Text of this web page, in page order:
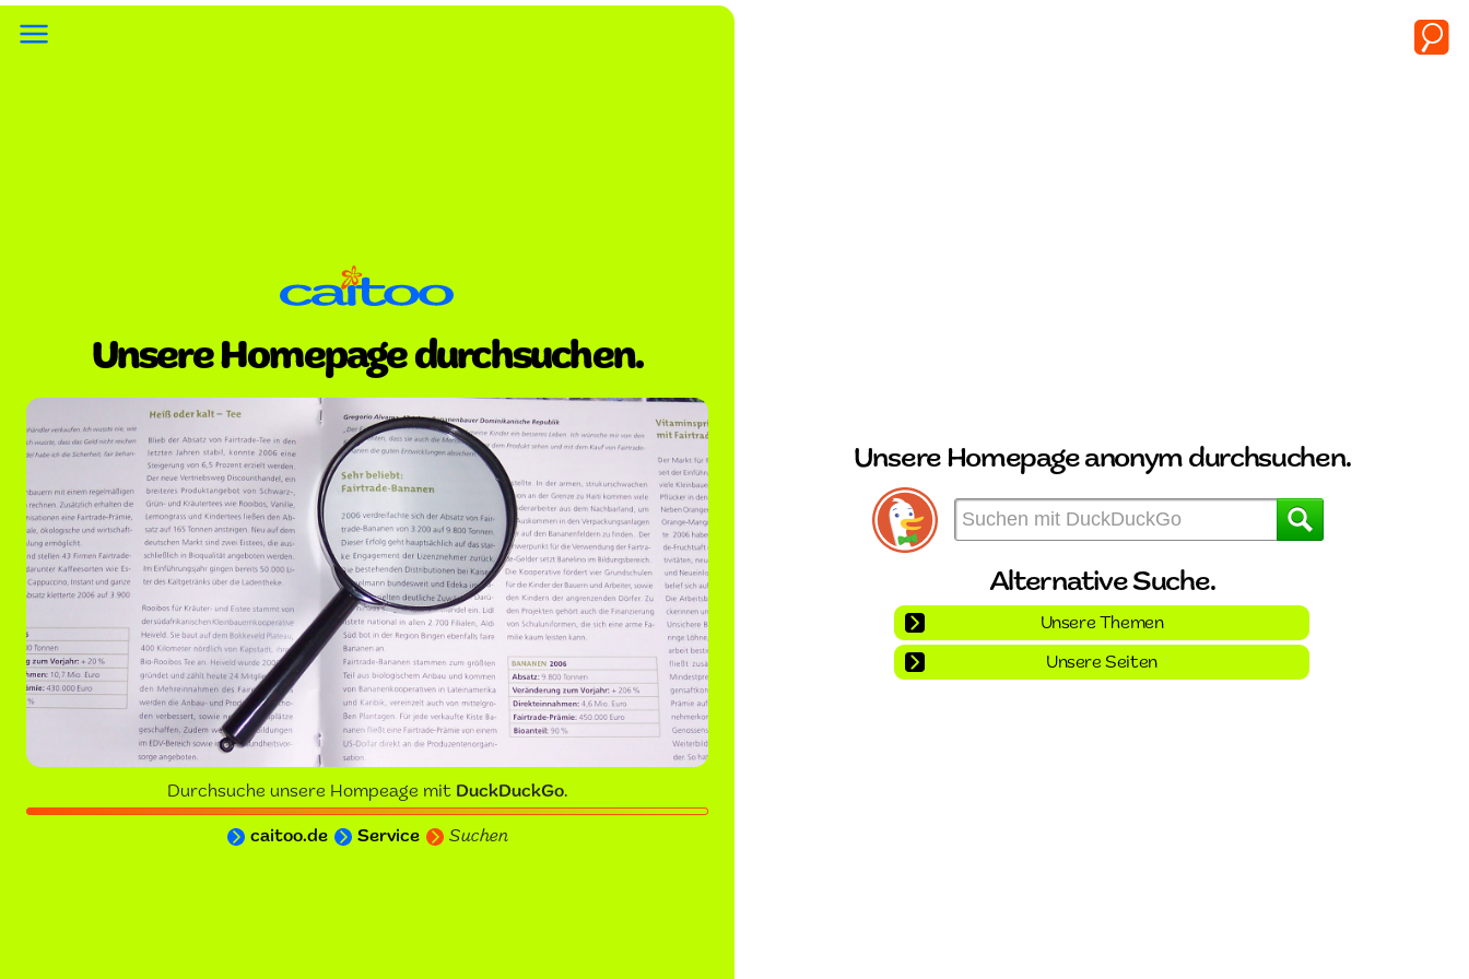
Unsere Homepage durchsuchen.
Durchsuche unsere Hompeage mit DuckDuckGo.
caitoo.de Service Suchen
Unsere Homepage anonym durchsuchen.
Alternative Suche.
Unsere Themen
Unsere Seiten